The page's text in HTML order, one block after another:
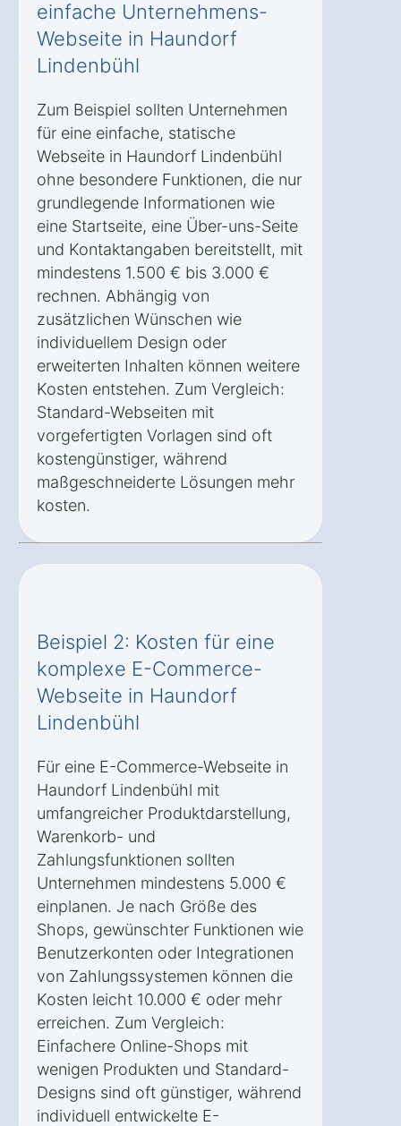
einfache Unternehmens-
Webseite in Haundorf
Lindenbühl
Zum Beispiel sollten Unternehmen
für eine einfache, statische
Webseite in Haundorf Lindenbühl
ohne besondere Funktionen, die nur
grundlegende Informationen wie
eine Startseite, eine Über-uns-Seite
und Kontaktangaben bereitstellt, mit
mindestens 1.500 € bis 3.000 €
rechnen. Abhängig von
zusätzlichen Wünschen wie
individuellem Design oder
erweiterten Inhalten können weitere
Kosten entstehen. Zum Vergleich:
Standard-Webseiten mit
vorgefertigten Vorlagen sind oft
kostengünstiger, während
maßgeschneiderte Lösungen mehr
kosten.
Beispiel 2: Kosten für eine
komplexe E-Commerce-
Webseite in Haundorf
Lindenbühl
Für eine E-Commerce-Webseite in
Haundorf Lindenbühl mit
umfangreicher Produktdarstellung,
Warenkorb- und
Zahlungsfunktionen sollten
Unternehmen mindestens 5.000 €
einplanen. Je nach Größe des
Shops, gewünschter Funktionen wie
Benutzerkonten oder Integrationen
von Zahlungssystemen können die
Kosten leicht 10.000 € oder mehr
erreichen. Zum Vergleich:
Einfachere Online-Shops mit
wenigen Produkten und Standard-
Designs sind oft günstiger, während
individuell entwickelte E-